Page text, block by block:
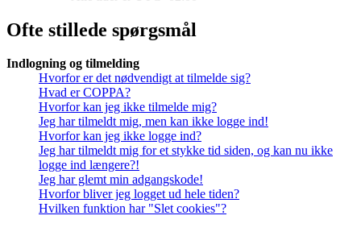
Ofte stillede spørgsmål
Indlogning og tilmelding
Hvorfor er det nødvendigt at tilmelde sig?
Hvad er COPPA?
Hvorfor kan jeg ikke tilmelde mig?
Jeg har tilmeldt mig, men kan ikke logge ind!
Hvorfor kan jeg ikke logge ind?
Jeg har tilmeldt mig for et stykke tid siden, og kan nu ikke
logge ind længere?!
Jeg har glemt min adgangskode!
Hvorfor bliver jeg logget ud hele tiden?
Hvilken funktion har "Slet cookies"?